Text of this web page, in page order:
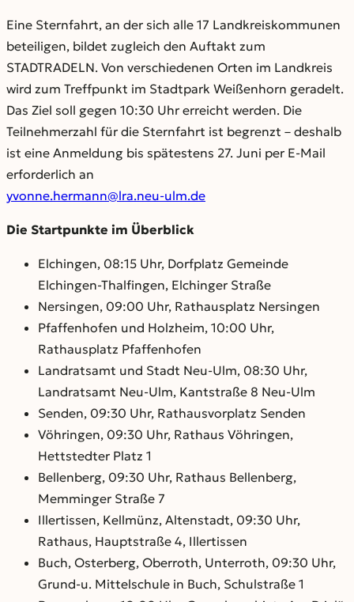
Eine Sternfahrt, an der sich alle 17 Landkreiskommunen
beteiligen, bildet zugleich den Auftakt zum
STADTRADELN. Von verschiedenen Orten im Landkreis
wird zum Treffpunkt im Stadtpark Weißenhorn geradelt.
Das Ziel soll gegen 10:30 Uhr erreicht werden. Die
Teilnehmerzahl für die Sternfahrt ist begrenzt – deshalb
ist eine Anmeldung bis spätestens 27. Juni per E-Mail
erforderlich an
yvonne.hermann@lra.neu-ulm.de
Die Startpunkte im Überblick
Elchingen, 08:15 Uhr, Dorfplatz Gemeinde
Elchingen-Thalfingen, Elchinger Straße
Nersingen, 09:00 Uhr, Rathausplatz Nersingen
Pfaffenhofen und Holzheim, 10:00 Uhr,
Rathausplatz Pfaffenhofen
Landratsamt und Stadt Neu-Ulm, 08:30 Uhr,
Landratsamt Neu-Ulm, Kantstraße 8 Neu-Ulm
Senden, 09:30 Uhr, Rathausvorplatz Senden
Vöhringen, 09:30 Uhr, Rathaus Vöhringen,
Hettstedter Platz 1
Bellenberg, 09:30 Uhr, Rathaus Bellenberg,
Memminger Straße 7
Illertissen, Kellmünz, Altenstadt, 09:30 Uhr,
Rathaus, Hauptstraße 4, Illertissen
Buch, Osterberg, Oberroth, Unterroth, 09:30 Uhr,
Grund-u. Mittelschule in Buch, Schulstraße 1